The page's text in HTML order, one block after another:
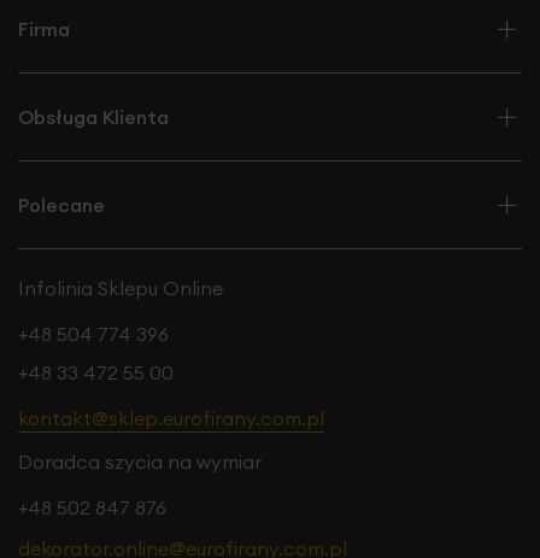
Firma
Obsługa Klienta
Polecane
Infolinia Sklepu Online
+48 504 774 396
+48 33 472 55 00
kontakt@sklep.eurofirany.com.pl
Doradca szycia na wymiar
+48 502 847 876
dekorator.online@eurofirany.com.pl